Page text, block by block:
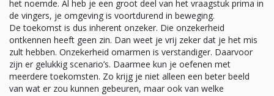
het noemde. Al heb je een groot deel van het vraagstuk prima in
de vingers, je omgeving is voortdurend in beweging.
De toekomst is dus inherent onzeker. Die onzekerheid
ontkennen heeft geen zin. Dan weet je vrij zeker dat je het mis
zult hebben. Onzekerheid omarmen is verstandiger. Daarvoor
zijn er gelukkig scenario’s. Daarmee kun je oefenen met
meerdere toekomsten. Zo krijg je niet alleen een beter beeld
van wat er zou kunnen gebeuren, maar ook van welke